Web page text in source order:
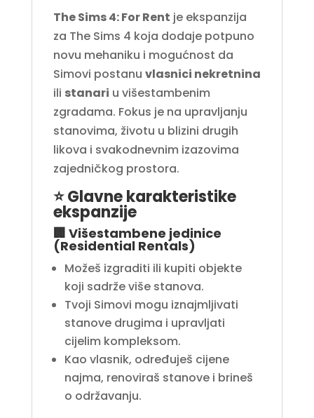
The Sims 4: For Rent je ekspanzija
za The Sims 4 koja dodaje potpuno
novu mehaniku i mogućnost da
Simovi postanu vlasnici nekretnina
ili stanari u višestambenim
zgradama. Fokus je na upravljanju
stanovima, životu u blizini drugih
likova i svakodnevnim izazovima
zajedničkog prostora.
⭐ Glavne karakteristike
ekspanzije
🏢 Višestambene jedinice
(Residential Rentals)
Možeš izgraditi ili kupiti objekte
koji sadrže više stanova.
Tvoji Simovi mogu iznajmljivati
stanove drugima i upravljati
cijelim kompleksom.
Kao vlasnik, određuješ cijene
najma, renoviraš stanove i brineš
o održavanju.